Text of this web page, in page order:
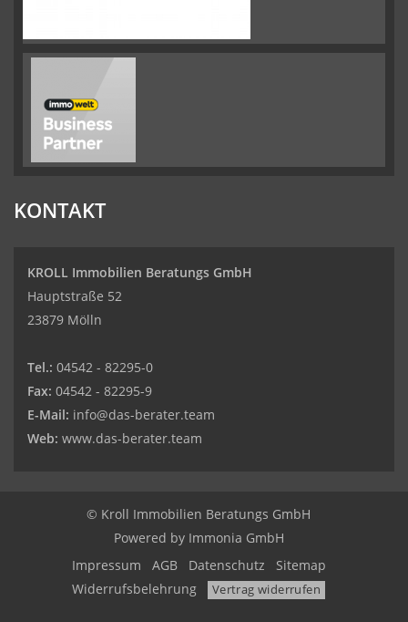
KONTAKT
KROLL Immobilien Beratungs GmbH
Hauptstraße 52
23879 Mölln
Tel.: 04542 - 82295-0
Fax: 04542 - 82295-9
E-Mail: info@das-berater.team
Web: www.das-berater.team
© Kroll Immobilien Beratungs GmbH
Powered by Immonia GmbH
Impressum
AGB Datenschutz
Sitemap
Widerrufsbelehrung
Vertrag widerrufen